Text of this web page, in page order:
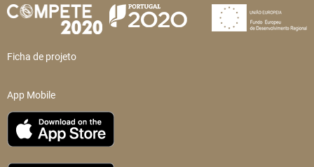
Ficha de projeto
App Mobile